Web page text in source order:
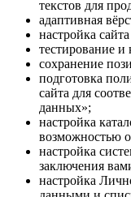
текстов для
адаптивная
настройка
тестирование и
сохранение
подготовка
сайта для
данных»;
настройка
возможностью
настройка
заключения
настройка